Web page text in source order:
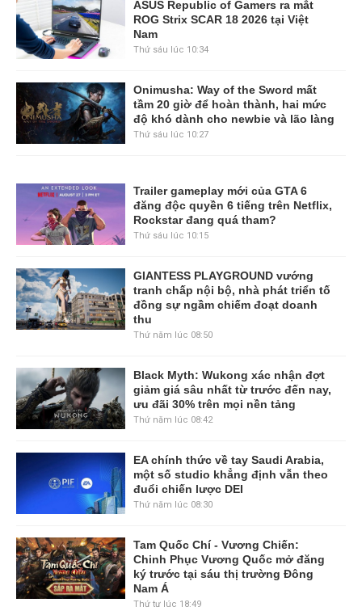
ASUS Republic of Gamers ra mắt
ROG Strix SCAR 18 2026 tại Việt
Nam
Onimusha: Way of the Sword mất
tầm 20 giờ để hoàn thành, hai mức
độ khó dành cho newbie và lão làng
Trailer gameplay mới của GTA 6
đăng độc quyền 6 tiếng trên Netflix,
Rockstar đang quá tham?
GIANTESS PLAYGROUND vướng
tranh chấp nội bộ, nhà phát triển tố
đồng sự ngầm chiếm đoạt doanh
thu
Black Myth: Wukong xác nhận đợt
giảm giá sâu nhất từ trước đến nay,
ưu đãi 30% trên mọi nền tảng
EA chính thức về tay Saudi Arabia,
một số studio khẳng định vẫn theo
đuổi chiến lược DEI
Tam Quốc Chí - Vương Chiến:
Chinh Phục Vương Quốc mở đăng
ký trước tại sáu thị trường Đông
Nam Á